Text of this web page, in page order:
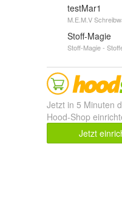
testMar1
M.E.M.V
Stoff-Magie
Stoff-Magie -
Jetzt in 5 Minuten
Hood-Shop
Jetzt